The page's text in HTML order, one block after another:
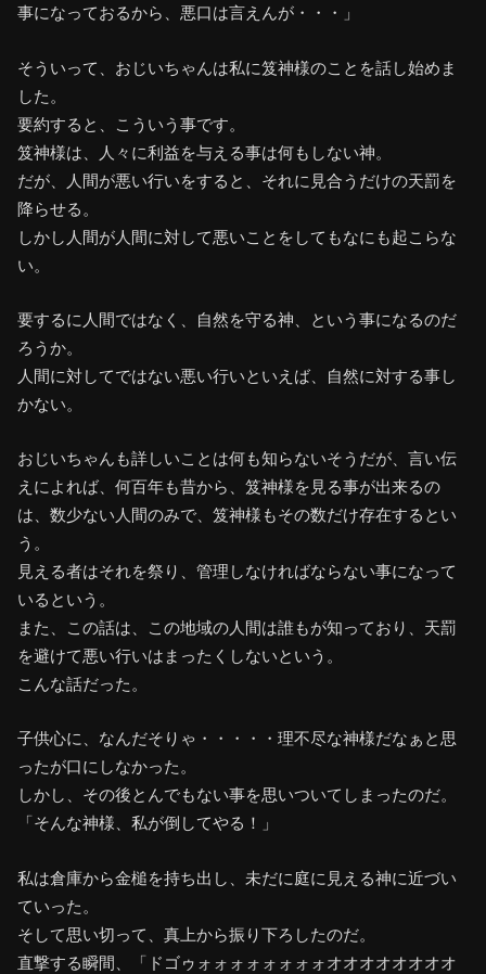
事になっておるから、悪口は言えんが・・・」
そういって、おじいちゃんは私に笈神様のことを話し始めま
した。
要約すると、こういう事です。
笈神様は、人々に利益を与える事は何もしない神。
だが、人間が悪い行いをすると、それに見合うだけの天罰を
降らせる。
しかし人間が人間に対して悪いことをしてもなにも起こらな
い。
要するに人間ではなく、自然を守る神、という事になるのだ
ろうか。
人間に対してではない悪い行いといえば、自然に対する事し
かない。
おじいちゃんも詳しいことは何も知らないそうだが、言い伝
えによれば、何百年も昔から、笈神様を見る事が出来るの
は、数少ない人間のみで、笈神様もその数だけ存在するとい
う。
見える者はそれを祭り、管理しなければならない事になって
いるという。
また、この話は、この地域の人間は誰もが知っており、天罰
を避けて悪い行いはまったくしないという。
こんな話だった。
子供心に、なんだそりゃ・・・・・理不尽な神様だなぁと思
ったが口にしなかった。
しかし、その後とんでもない事を思いついてしまったのだ。
「そんな神様、私が倒してやる！」
私は倉庫から金槌を持ち出し、未だに庭に見える神に近づい
ていった。
そして思い切って、真上から振り下ろしたのだ。
直撃する瞬間、「ドゴゥォォォォォォォォオオオオオオオオ